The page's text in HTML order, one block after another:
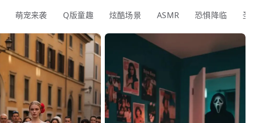
萌宠来袭 Q版童趣 炫酷场景 ASMR 恐惧降临 圣诞狂欢